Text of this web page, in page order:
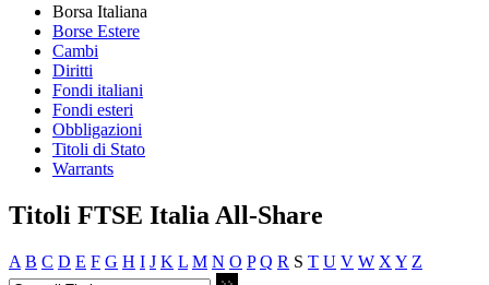
Borsa Italiana
Borse Estere
Cambi
Diritti
Fondi italiani
Fondi esteri
Obbligazioni
Titoli di Stato
Warrants
Titoli FTSE Italia All-Share
A B C D E F G H I J K L M N O P Q R S T U V W X Y Z